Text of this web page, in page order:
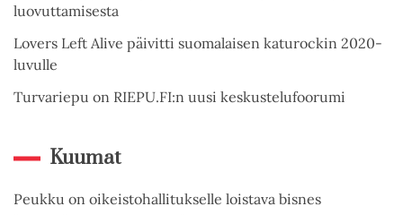
luovuttamisesta
Lovers Left Alive päivitti suomalaisen katurockin 2020-
luvulle
Turvariepu on RIEPU.FI:n uusi keskustelufoorumi
Kuumat
Peukku on oikeistohallitukselle loistava bisnes